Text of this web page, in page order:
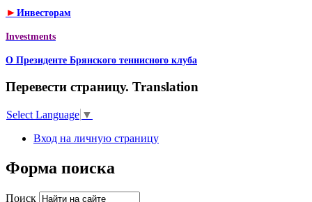
► Инвесторам
Investments
О Президенте Брянского теннисного клуба
Перевести страницу. Translation
Select Language ▼
Вход на личную страницу
Форма поиска
Поиск